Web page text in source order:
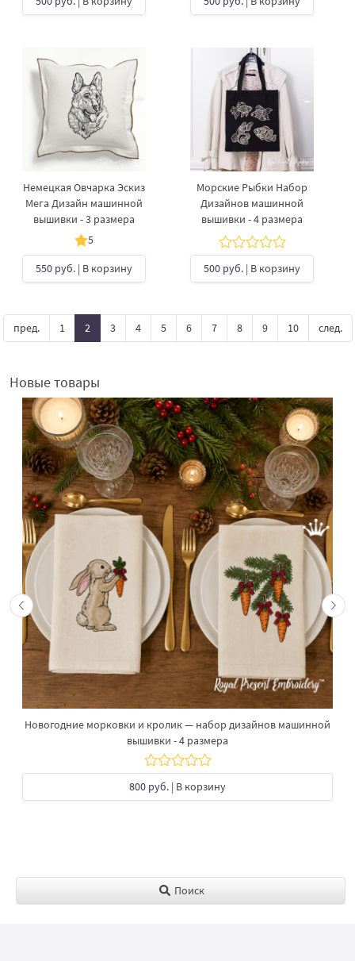
Немецкая Овчарка Эскиз
Мега Дизайн машинной
вышивки - 3 размера
5
550 руб. | В корзину
Морские Рыбки Набор
Дизайнов машинной
вышивки - 4 размера
500 руб. | В корзину
пред. 1 2 3 4 5 6 7 8 9 10 след.
Новые товары
Новогодние морковки и кролик — набор дизайнов машинной
вышивки - 4 размера
800 руб. | В корзину
Поиск